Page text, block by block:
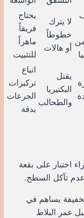
لا يترك
خطوطاً
أو هالات
يحتاج
فريقاً
ماهراً
للتثبيت
يقتل
البكتيريا
والطحالب
اتباع
تركيزات
الجرعات
بدقة
اختبار على بقعة
عدم تآكل السطح.
يساهم في
عمر البلاط